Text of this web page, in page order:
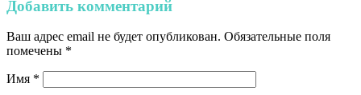
Добавить комментарий
Ваш адрес email не будет опубликован. Обязательные поля
помечены *
Имя *